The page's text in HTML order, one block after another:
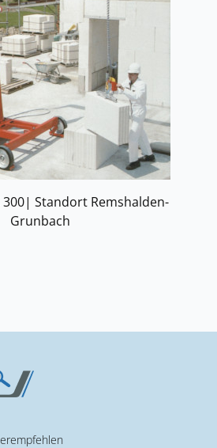
Standort Remshalden-
Grunbach